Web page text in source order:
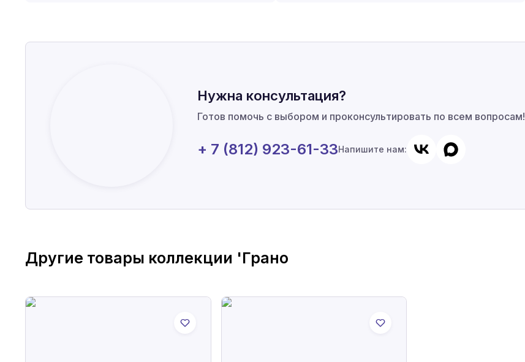
Нужна консультация?
Готов помочь с выбором и проконсультировать по всем вопросам!
+ 7 (812) 923-61-33Напишите нам:
Другие товары коллекции 'Грано